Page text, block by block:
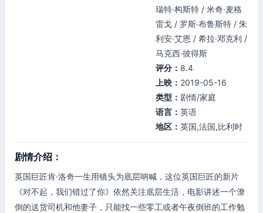
瑞特·构斯特 / 米奇·麦格
雷戈 / 罗斯·布鲁斯特 / 朱
利安·艾恩 / 希拉·邓克利 /
马克西·彼得斯
评分： 8.4
上映： 2019-05-16
类型： 剧情/家庭
语言： 英语
地区： 英国,法国,比利时
剧情介绍：
英国巨匠肯·洛奇一生用镜头为底层呐喊，这位英国巨匠的新片
《对不起，我们错过了你》依然关注底层生活，电影讲述一个潦
倒的送货司机和他妻子，只能找一些零工或者午夜倒班的工作勉